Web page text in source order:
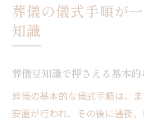
葬儀の儀式手順が
知識
葬儀豆知識で押さえる基本
葬儀の基本的な儀式手順は、
安置が行われ、その後に通夜